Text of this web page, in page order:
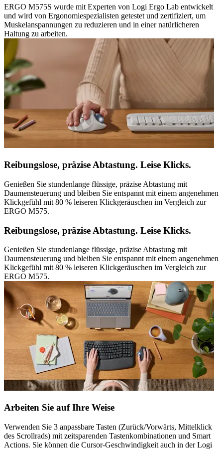
ERGO M575S wurde mit Experten von Logi Ergo Lab entwickelt
und wird von Ergonomiespezialisten getestet und zertifiziert, um
Muskelanspannungen zu reduzieren und in einer natürlicheren
Haltung zu arbeiten.
Reibungslose, präzise Abtastung. Leise Klicks.
Genießen Sie stundenlange flüssige, präzise Abtastung mit
Daumensteuerung und bleiben Sie entspannt mit einem angenehmen
Klickgefühl mit 80 % leiseren Klickgeräuschen im Vergleich zur
ERGO M575.
Reibungslose, präzise Abtastung. Leise Klicks.
Genießen Sie stundenlange flüssige, präzise Abtastung mit
Daumensteuerung und bleiben Sie entspannt mit einem angenehmen
Klickgefühl mit 80 % leiseren Klickgeräuschen im Vergleich zur
ERGO M575.
Arbeiten Sie auf Ihre Weise
Verwenden Sie 3 anpassbare Tasten (Zurück/Vorwärts, Mittelklick
des Scrollrads) mit zeitsparenden Tastenkombinationen und Smart
Actions. Sie können die Cursor-Geschwindigkeit auch in der Logi